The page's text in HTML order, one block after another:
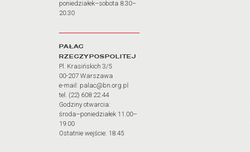
poniedziałek–sobota 8.30–
20.30
PAŁAC
RZECZYPOSPOLITEJ
Pl. Krasińskich 3/5
00-207 Warszawa
e-mail: palac@bn.org.pl
tel. (22) 608 22 44
Godziny otwarcia:
środa–poniedziałek 11.00–
19.00
Ostatnie wejście: 18:45